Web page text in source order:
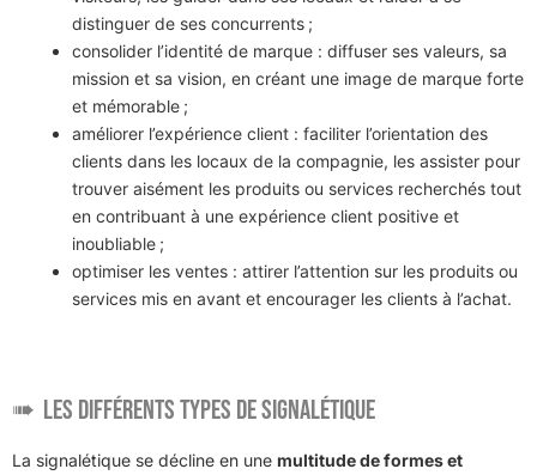
distinguer de ses concurrents ;
consolider l’identité de marque : diffuser ses valeurs, sa
mission et sa vision, en créant une image de marque forte
et mémorable ;
améliorer l’expérience client : faciliter l’orientation des
clients dans les locaux de la compagnie, les assister pour
trouver aisément les produits ou services recherchés tout
en contribuant à une expérience client positive et
inoubliable ;
optimiser les ventes : attirer l’attention sur les produits ou
services mis en avant et encourager les clients à l’achat.
Les différents types de signalétique
La signalétique se décline en une multitude de formes et